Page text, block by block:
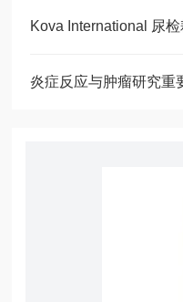
Kova International 尿
炎症反应与肿瘤研究重